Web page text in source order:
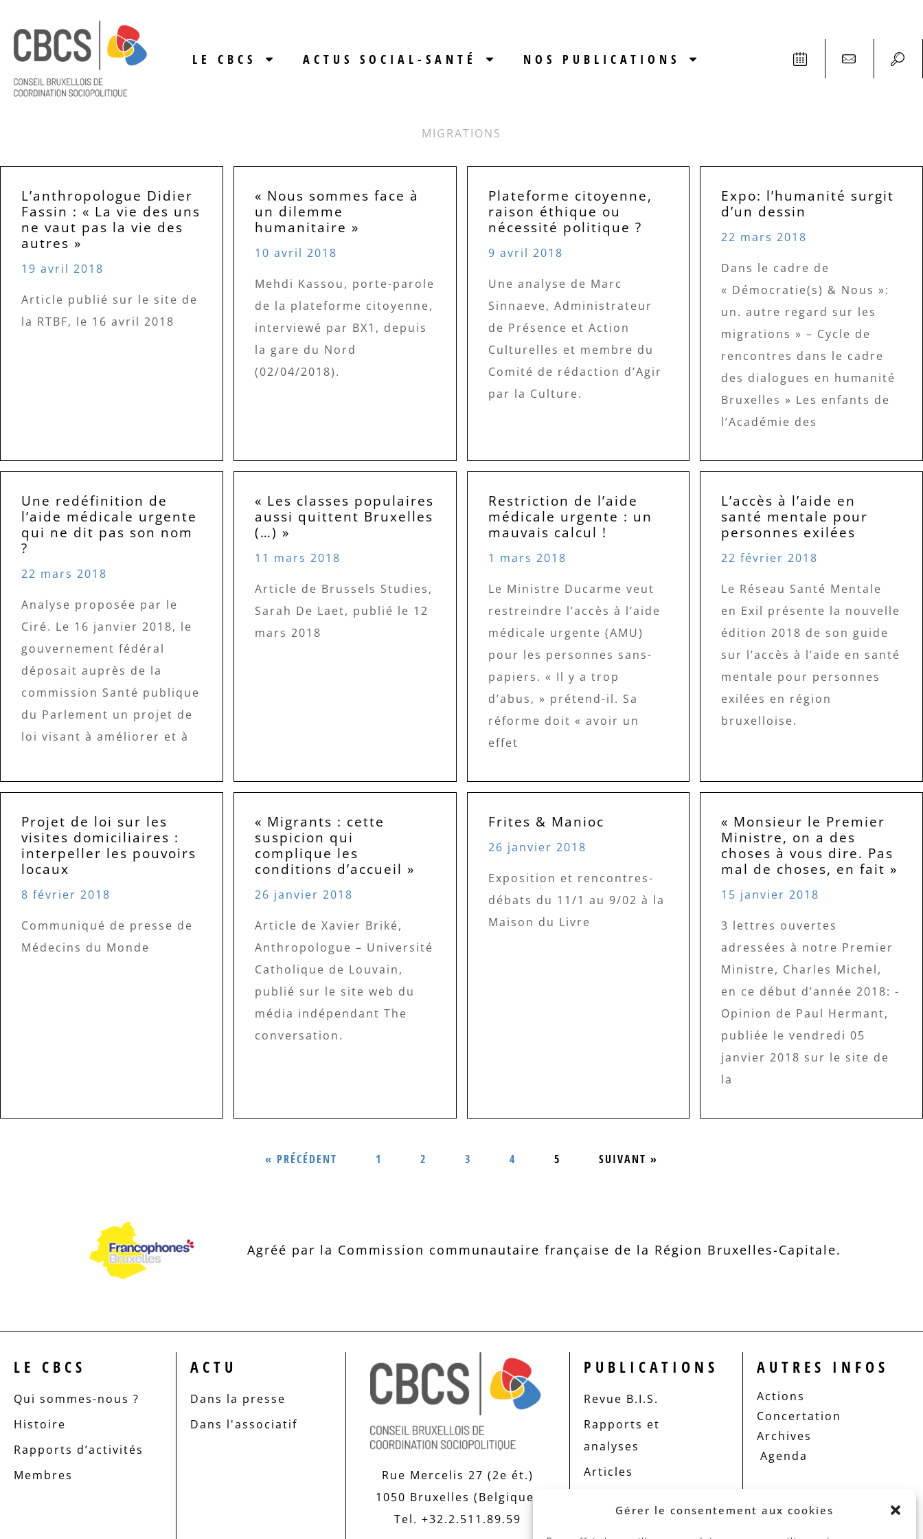
Gérer le consentement aux cookies
LE CBCS ACTUS SOCIAL-SANTÉ NOS PUBLICATIONS
MIGRATIONS
L’anthropologue Didier
Fassin : « La vie des uns
ne vaut pas la vie des
autres »
19 avril 2018
Article publié sur le site de
la RTBF, le 16 avril 2018
« Nous sommes face à
un dilemme
humanitaire »
10 avril 2018
Mehdi Kassou, porte-parole
de la plateforme citoyenne,
interviewé par BX1, depuis
la gare du Nord
(02/04/2018).
Plateforme citoyenne,
raison éthique ou
nécessité politique ?
9 avril 2018
Une analyse de Marc
Sinnaeve, Administrateur
de Présence et Action
Culturelles et membre du
Comité de rédaction d’Agir
par la Culture.
Expo: l’humanité surgit
d’un dessin
22 mars 2018
Dans le cadre de
« Démocratie(s) & Nous »:
un. autre regard sur les
migrations » – Cycle de
rencontres dans le cadre
des dialogues en humanité
Bruxelles » Les enfants de
l’Académie des
Une redéfinition de
l’aide médicale urgente
qui ne dit pas son nom
?
22 mars 2018
Analyse proposée par le
Ciré. Le 16 janvier 2018, le
gouvernement fédéral
déposait auprès de la
commission Santé publique
du Parlement un projet de
loi visant à améliorer et à
« Les classes populaires
aussi quittent Bruxelles
(…) »
11 mars 2018
Article de Brussels Studies,
Sarah De Laet, publié le 12
mars 2018
Restriction de l’aide
médicale urgente : un
mauvais calcul !
1 mars 2018
Le Ministre Ducarme veut
restreindre l’accès à l’aide
médicale urgente (AMU)
pour les personnes sans-
papiers. « Il y a trop
d’abus, » prétend-il. Sa
réforme doit « avoir un
effet
L’accès à l’aide en
santé mentale pour
personnes exilées
22 février 2018
Le Réseau Santé Mentale
en Exil présente la nouvelle
édition 2018 de son guide
sur l’accès à l’aide en santé
mentale pour personnes
exilées en région
bruxelloise.
Projet de loi sur les
visites domiciliaires :
interpeller les pouvoirs
locaux
8 février 2018
Communiqué de presse de
Médecins du Monde
« Migrants : cette
suspicion qui
complique les
conditions d’accueil »
26 janvier 2018
Article de Xavier Briké,
Anthropologue – Université
Catholique de Louvain,
publié sur le site web du
média indépendant The
conversation.
Frites & Manioc
26 janvier 2018
Exposition et rencontres-
débats du 11/1 au 9/02 à la
Maison du Livre
« Monsieur le Premier
Ministre, on a des
choses à vous dire. Pas
mal de choses, en fait »
15 janvier 2018
3 lettres ouvertes
adressées à notre Premier
Ministre, Charles Michel,
en ce début d’année 2018: -
Opinion de Paul Hermant,
publiée le vendredi 05
janvier 2018 sur le site de
la
« PRÉCÉDENT 1 2 3 4 5 SUIVANT »
Agréé par la Commission communautaire française de la Région Bruxelles-Capitale.
LE CBCS
Qui sommes-nous ?
Histoire
Rapports d’activités
Membres
ACTU
Dans la presse
Dans l'associatif
Rue Mercelis 27 (2e ét.)
1050 Bruxelles (Belgique)
Tel. +32.2.511.89.59
PUBLICATIONS
Revue B.I.S.
Rapports et
analyses
Articles
AUTRES INFOS
Actions
Concertation
Archives
Agenda